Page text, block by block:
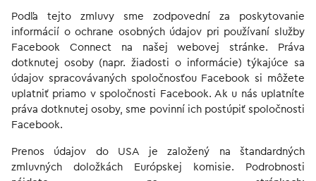
Podľa tejto zmluvy sme zodpovední za poskytovanie
informácií o ochrane osobných údajov pri používaní služby
Facebook Connect na našej webovej stránke. Práva
dotknutej osoby (napr. žiadosti o informácie) týkajúce sa
údajov spracovávaných spoločnosťou Facebook si môžete
uplatniť priamo v spoločnosti Facebook. Ak u nás uplatníte
práva dotknutej osoby, sme povinní ich postúpiť spoločnosti
Facebook.
Prenos údajov do USA je založený na štandardných
zmluvných doložkách Európskej komisie. Podrobnosti